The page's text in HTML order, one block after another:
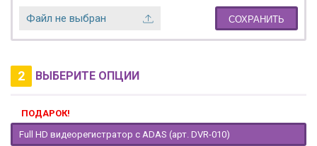
Файл не выбран СОХРАНИТЬ
2 ВЫБЕРИТЕ ОПЦИИ
ПОДАРОК!
Full HD видеорегистратор с ADAS (арт. DVR-010)